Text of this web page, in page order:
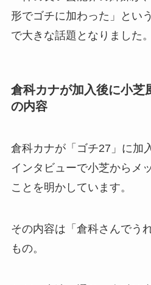
形でゴチに加わった」とい
で大きな話題となりました。
倉科カナが加入後に小芝
の内容
倉科カナが「ゴチ27」に加
インタビューで小芝からメ
ことを明かしています。
その内容は「倉科さんでう
もの。